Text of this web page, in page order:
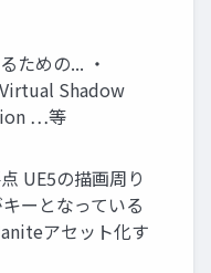
ための... ・
Shadow
…等
UE5の描画周り
ーとなっている
アセット化す